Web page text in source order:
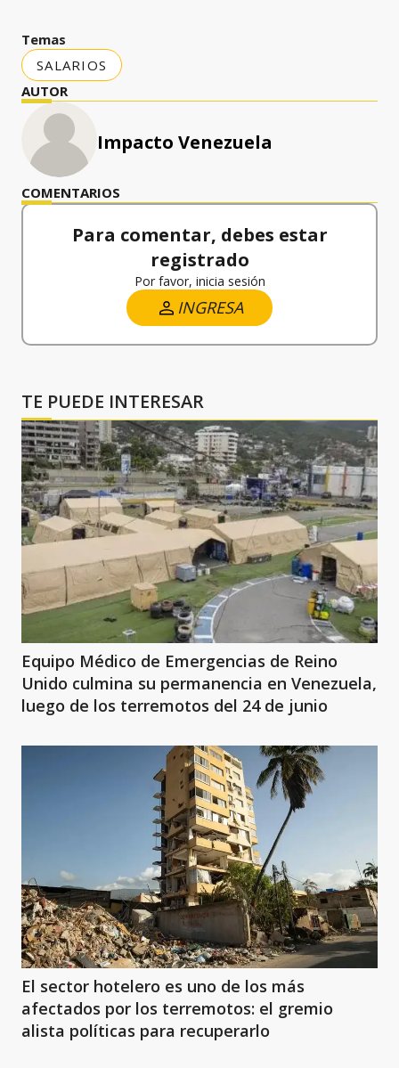
Temas
SALARIOS
AUTOR
Impacto Venezuela
COMENTARIOS
Para comentar, debes estar
registrado
Por favor, inicia sesión
INGRESA
TE PUEDE INTERESAR
Equipo Médico de Emergencias de Reino
Unido culmina su permanencia en Venezuela,
luego de los terremotos del 24 de junio
El sector hotelero es uno de los más
afectados por los terremotos: el gremio
alista políticas para recuperarlo